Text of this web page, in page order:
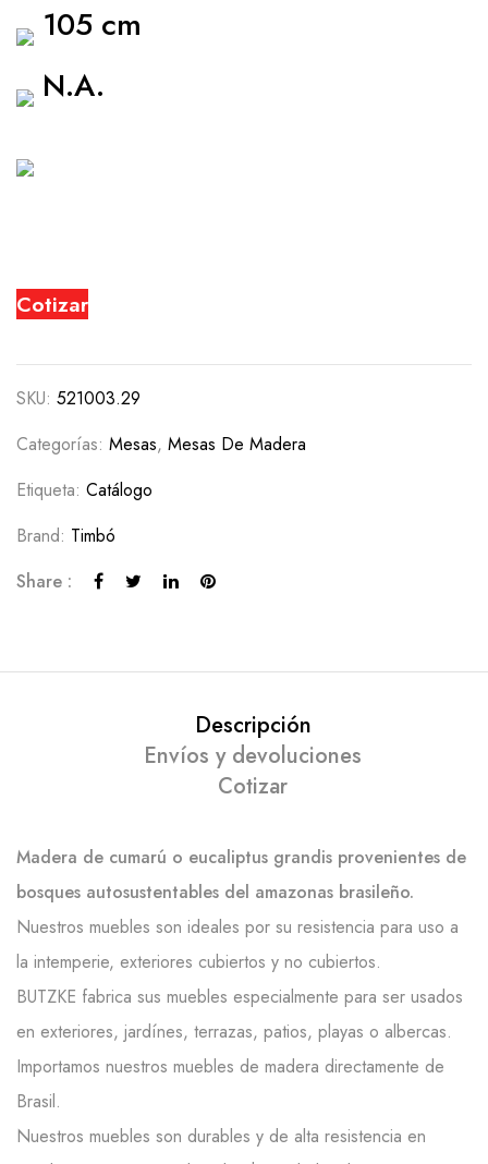
105 cm
N.A.
Cotizar
SKU: 521003.29
Categorías: Mesas, Mesas De Madera
Etiqueta: Catálogo
Brand: Timbó
Share :
Descripción
Envíos y devoluciones
Cotizar
Madera de cumarú o eucaliptus grandis provenientes de
bosques autosustentables del amazonas brasileño.
Nuestros muebles son ideales por su resistencia para uso a
la intemperie, exteriores cubiertos y no cubiertos.
BUTZKE fabrica sus muebles especialmente para ser usados
en exteriores, jardínes, terrazas, patios, playas o albercas.
Importamos nuestros muebles de madera directamente de
Brasil.
Nuestros muebles son durables y de alta resistencia en